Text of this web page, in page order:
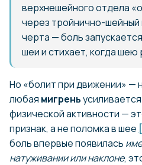
верхнешейного отдела
через тройнично-
черта — боль
шеи и стихает, когда шею
Но «болит при движении» —
любая мигрень
физической активности —
признак, а не поломка в шее
боль впервые появилась
натуживании или наклоне,